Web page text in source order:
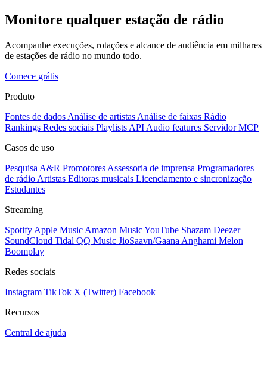
Monitore qualquer estação de rádio
Acompanhe execuções, rotações e alcance de audiência em milhares
de estações de rádio no mundo todo.
Comece grátis
Produto
Fontes de dados Análise de artistas Análise de faixas Rádio
Rankings Redes sociais Playlists API Audio features Servidor MCP
Casos de uso
Pesquisa A&R Promotores Assessoria de imprensa Programadores
de rádio Artistas Editoras musicais Licenciamento e sincronização
Estudantes
Streaming
Spotify Apple Music Amazon MusicYouTube Shazam Deezer
SoundCloud Tidal QQ Music JioSaavn/Gaana Anghami Melon
Boomplay
Redes sociais
Instagram TikTok X (Twitter) Facebook
Recursos
Central de ajuda